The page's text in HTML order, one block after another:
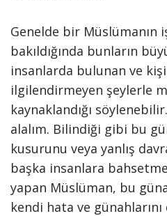
Genelde bir Müslümanın
bakıldığında bunların
insanlarda bulunan ve
ilgilendirmeyen şeylerle
kaynaklandığı
alalım. Bilindiği gibi bu
kusurunu veya yanlış
başka insanlara
yapan Müslüman, bu
kendi hata ve